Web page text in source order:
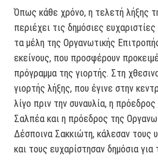
Όπως κάθε χρόνο, η τελετή λήξης
περιέχει τις δημόσιες
τα μέλη της Οργανωτικής
εκείνους, που προσφέρουν
πρόγραμμα της γιορτής. Στη
γιορτής λήξης, που έγινε στην
λίγο πριν την συναυλία, η
Σαλπέα και η πρόεδρος της
Δέσποινα Σακκιώτη, κάλεσαν τους
και τους ευχαρίστησαν δημόσια